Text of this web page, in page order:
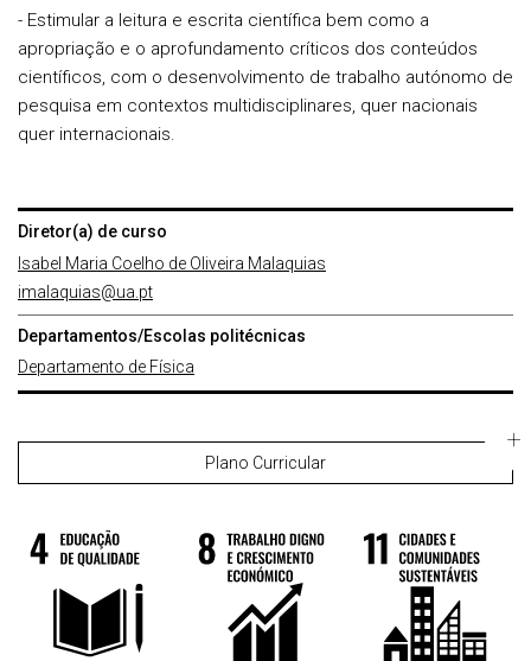
- Estimular a leitura e escrita científica bem como a
apropriação e o aprofundamento críticos dos conteúdos
científicos, com o desenvolvimento de trabalho autónomo de
pesquisa em contextos multidisciplinares, quer nacionais
quer internacionais.
Diretor(a) de curso
Isabel Maria Coelho de Oliveira Malaquias
imalaquias@ua.pt
Departamentos/Escolas politécnicas
Departamento de Física
Plano Curricular